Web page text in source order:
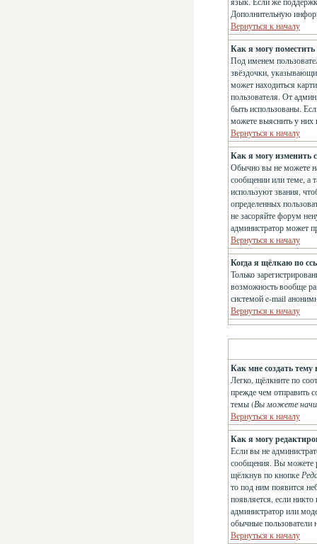
Дополнительную
Вернуться к началу
Как я могу
Под именем
звёздочки,
может находиться
пользователя. От
быть использованы.
можете выяснить у них
Вернуться к началу
Как я могу изменить
Обычно вы не можете
сообщении или теме, а
используют звания,
определенных
не засоряйте форум
администратор может
Вернуться к началу
Когда я щёлкаю по
Только
возможность вообще
системой e-mail
Вернуться к началу
Как мне создать тему
Легко, щёлкните по
прежде чем отправить
темы (Вы можете
Вернуться к началу
Как я могу
Если вы не
сообщения. Вы можете
щёлкнув по кнопке
то под ним появится
появляется, если
администратор или
обычные пользователи
Вернуться к началу